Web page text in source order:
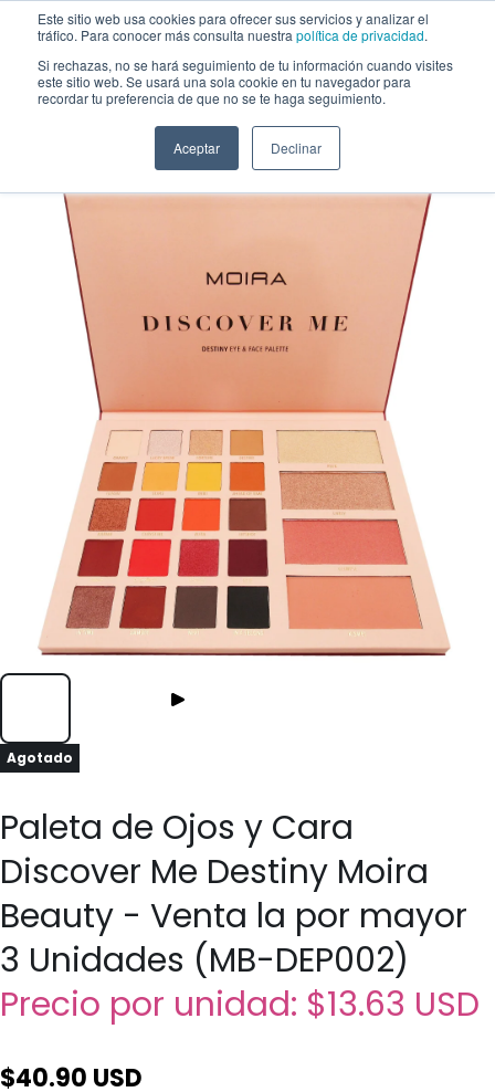
Este sitio web usa cookies para ofrecer sus servicios y analizar el
tráfico. Para conocer más consulta nuestra política de privacidad.
Si rechazas, no se hará seguimiento de tu información cuando visites
este sitio web. Se usará una sola cookie en tu navegador para
recordar tu preferencia de que no se te haga seguimiento.
Aceptar Declinar
Saltar al contenido
Moira Beauty
Paleta de Ojos y Cara Discover Me Destiny Moira Beauty - Venta la por
mayor 3 Unidades (MB-DEP002)
Agotado
Paleta de Ojos y Cara
Discover Me Destiny Moira
Beauty - Venta la por mayor
3 Unidades (MB-DEP002)
Precio por unidad: $13.63 USD
$40.90 USD
cantidad
para